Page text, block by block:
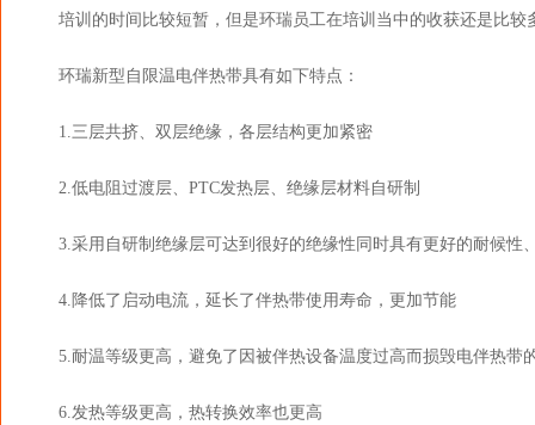
培训的时间比较短暂，但是环瑞员工在培训当中的收获还是比
环瑞新型自限温电伴热带具有如下特点：
1.三层共挤、双层绝缘，各层结构更加紧密
2.低电阻过渡层、PTC发热层、绝缘层材料自研制
3.采用自研制绝缘层可达到很好的绝缘性同时具有更好的耐候性
4.降低了启动电流，延长了伴热带使用寿命，更加节能
5.耐温等级更高，避免了因被伴热设备温度过高而损毁电伴热带
6.发热等级更高，热转换效率也更高